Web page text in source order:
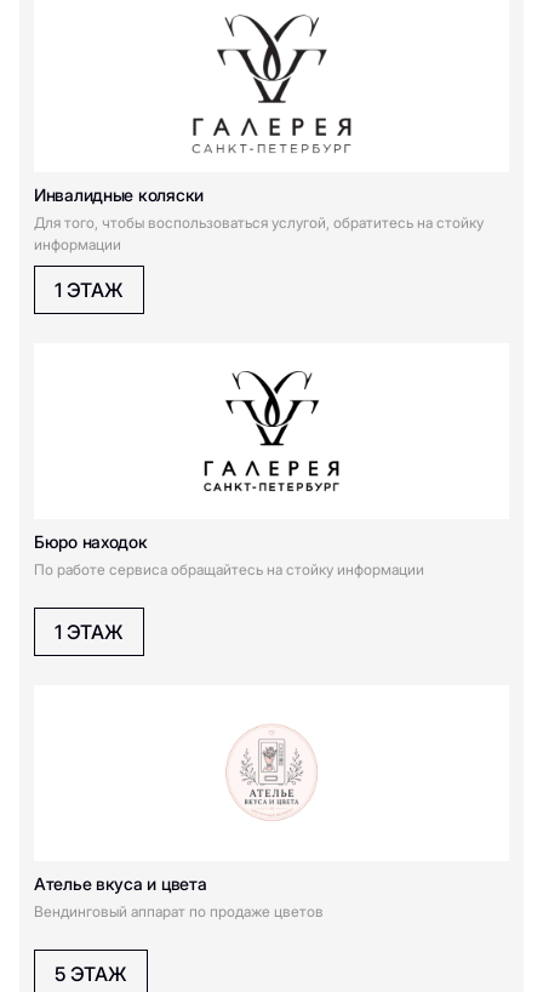
Инвалидные коляски
Для того, чтобы воспользоваться услугой, обратитесь на стойку
информации
1 ЭТАЖ
Бюро находок
По работе сервиса обращайтесь на стойку информации
1 ЭТАЖ
Ателье вкуса и цвета
Вендинговый аппарат по продаже цветов
5 ЭТАЖ